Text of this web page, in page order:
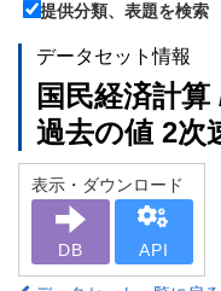
提供分類、表題を検索
データセット情報
国民経済計
過去の値 2次
表示・ダウンロード
DB API